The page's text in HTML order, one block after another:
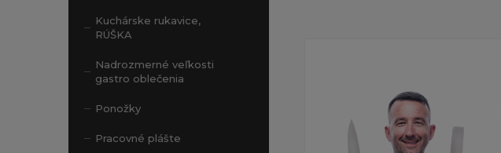
Kuchárske rukavice,
RÚŠKA
Nadrozmerné veľkosti
gastro oblečenia
Ponožky
Pracovné plášte